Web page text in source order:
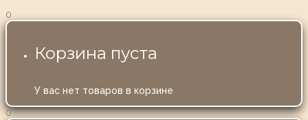
0
Корзина пуста
У вас нет товаров в корзине
0